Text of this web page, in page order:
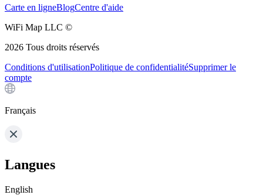
Carte en ligneBlogCentre d'aide
WiFi Map LLC ©
2026 Tous droits réservés
Conditions d'utilisationPolitique de confidentialitéSupprimer le
compte
Français
Langues
English